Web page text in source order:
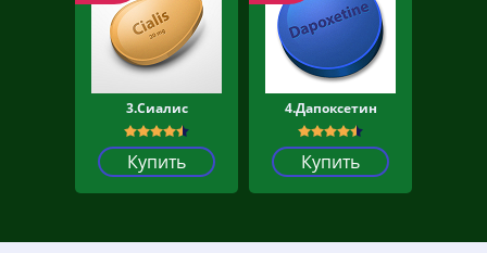
3.Сиалис
Купить
4.Дапоксетин
Купить